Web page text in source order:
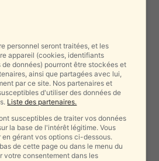
que les rapatriés se verraient
de dépistage du coronavirus,
pas seront maintenus en
semaines.
personnel seront traitées, et les
appareil (cookies, identifiants
données) pourront être stockées et
ainsi que partagées avec lui,
par ce site. Nos partenaires et
d'utiliser des données de
Liste des partenaires.
susceptibles de traiter vos données
la base de l'intérêt légitime. Vous
gérant vos options ci-dessous.
de cette page ou dans le menu du
votre consentement dans les